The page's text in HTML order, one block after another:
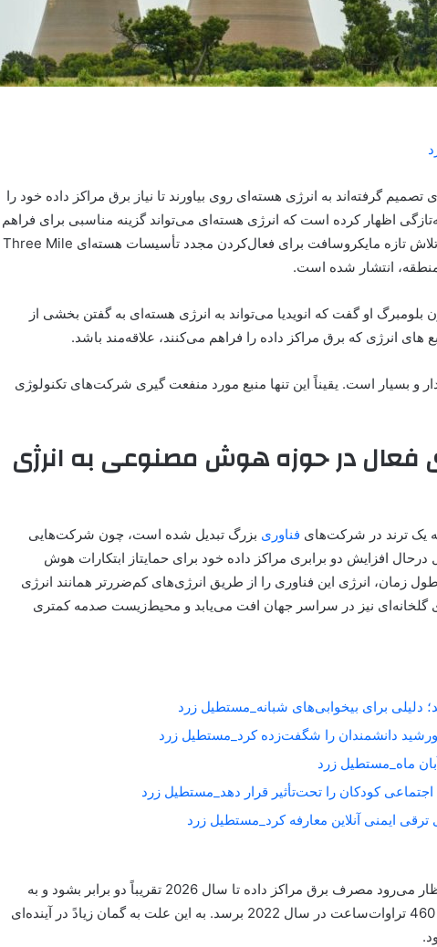
تصمیم گرفته‌اند به انرژی هسته‌ای روی بیاورند تا نیاز برق مراکز داده خود را
اظهار کرده است که انرژی هسته‌ای می‌تواند گزینه مناسبی برای فراهم
انرژی مورد نیاز این شرکت باشد. این خبر، بعد از تلاش تازه مایکروسافت برای فعال‌کردن مجدد تأسیسات هسته‌ای Three Mile
بلومبرگ او گفت که انویدیا می‌تواند به انرژی هسته‌ای به گفتن بخشی از
های انرژی که برق مراکز داده را فراهم می‌کنند، علاقه‌مند باشد.
و بسیار است. یقیناً این تنها منبع مورد منفعت گیری شرکت‌های تکنولوژی
در حوزه هوش مصنوعی به انرژی
یک ترند در شرکت‌های فناوری بزرگ تبدیل شده است، چون شرکت‌هایی
درحال افزایش دو برابری مراکز داده خود برای حمایتاز ابتکارات هوش
زمان، انرژی این فناوری را از طریق انرژی‌های کم‌ضررتر همانند انرژی
گلخانه‌ای نیز در سراسر جهان افت می‌یابد و محیط‌زیست صدمه کمتری
دلیلی برای بیخوابی‌های شبانه_مستطیل زرد
دانشمندان را شگفت‌زده کرد_مستطیل زرد
کودکان را تحت‌تأثیر قرار دهد_مستطیل زرد
مطابق گزارش آژانس بین‌المللی انرژی (IEA)، انتظار می‌رود مصرف برق مراکز داده تا سال 2026 تقریباً دو برابر بشود و به
چیزی بین 650 تا 1050 تراوات‌ساعت در قیاس با 460 تراوات‌ساعت در سال 2022 برسد. به این علت به گمان زیادً در آینده‌ای